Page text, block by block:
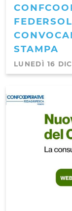
STAMPA
LUNEDÌ 16